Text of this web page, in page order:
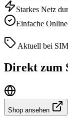
Starkes Netz
Einfache
Aktuell bei
Direkt zum
Shop ansehen